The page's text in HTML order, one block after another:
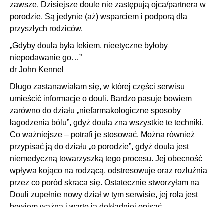
zawsze. Dzisiejsze doule nie zastępują ojca/partnera w
porodzie. Są jedynie (aż) wsparciem i podporą dla
przyszłych rodziców.
„Gdyby doula była lekiem, nieetyczne byłoby
niepodawanie go…”
dr John Kennel
Długo zastanawiałam się, w której części serwisu
umieścić informacje o douli. Bardzo pasuje bowiem
zarówno do działu „niefarmakologiczne sposoby
łagodzenia bólu”, gdyż doula zna wszystkie te techniki.
Co ważniejsze – potrafi je stosować. Można również
przypisać ją do działu „o porodzie”, gdyż doula jest
niemedyczną towarzyszką tego procesu. Jej obecność
wpływa kojąco na rodzącą, odstresowuje oraz rozluźnia
przez co poród skraca się. Ostatecznie stworzyłam na
Douli zupełnie nowy dział w tym serwisie, jej rola jest